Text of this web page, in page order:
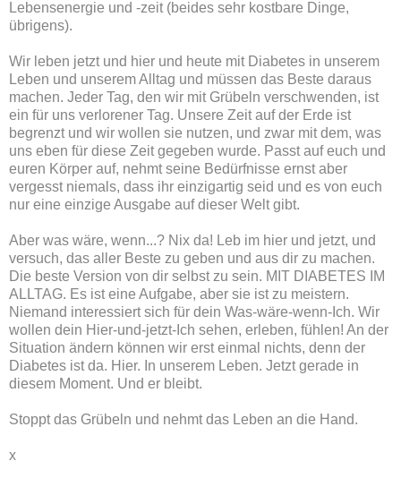
Lebensenergie und -zeit (beides sehr kostbare Dinge,
übrigens).
Wir leben jetzt und hier und heute mit Diabetes in unserem
Leben und unserem Alltag und müssen das Beste daraus
machen. Jeder Tag, den wir mit Grübeln verschwenden, ist
ein für uns verlorener Tag. Unsere Zeit auf der Erde ist
begrenzt und wir wollen sie nutzen, und zwar mit dem, was
uns eben für diese Zeit gegeben wurde. Passt auf euch und
euren Körper auf, nehmt seine Bedürfnisse ernst aber
vergesst niemals, dass ihr einzigartig seid und es von euch
nur eine einzige Ausgabe auf dieser Welt gibt.
Aber was wäre, wenn...? Nix da! Leb im hier und jetzt, und
versuch, das aller Beste zu geben und aus dir zu machen.
Die beste Version von dir selbst zu sein. MIT DIABETES IM
ALLTAG. Es ist eine Aufgabe, aber sie ist zu meistern.
Niemand interessiert sich für dein Was-wäre-wenn-Ich. Wir
wollen dein Hier-und-jetzt-Ich sehen, erleben, fühlen! An der
Situation ändern können wir erst einmal nichts, denn der
Diabetes ist da. Hier. In unserem Leben. Jetzt gerade in
diesem Moment. Und er bleibt.
Stoppt das Grübeln und nehmt das Leben an die Hand.
x